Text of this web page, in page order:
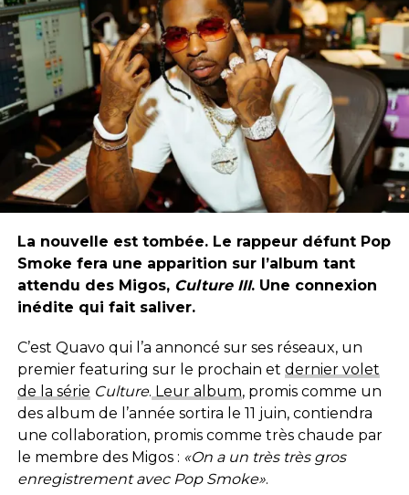
La nouvelle est tombée. Le rappeur défunt Pop
Smoke fera une apparition sur l’album tant
attendu des Migos, Culture III. Une connexion
inédite qui fait saliver.
C’est Quavo qui l’a annoncé sur ses réseaux, un
premier featuring sur le prochain et dernier volet
de la série Culture. Leur album, promis comme un
des album de l’année sortira le 11 juin, contiendra
une collaboration, promis comme très chaude par
le membre des Migos : «On a un très très gros
enregistrement avec Pop Smoke».